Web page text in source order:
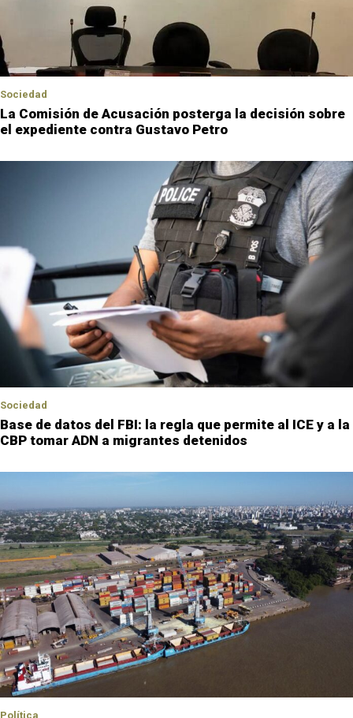
Sociedad
La Comisión de Acusación posterga la decisión sobre
el expediente contra Gustavo Petro
Sociedad
Base de datos del FBI: la regla que permite al ICE y a la
CBP tomar ADN a migrantes detenidos
Política